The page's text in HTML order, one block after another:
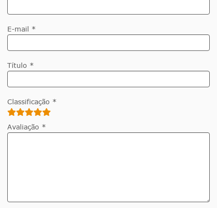
E-mail *
Título *
Classificação *
Avaliação *